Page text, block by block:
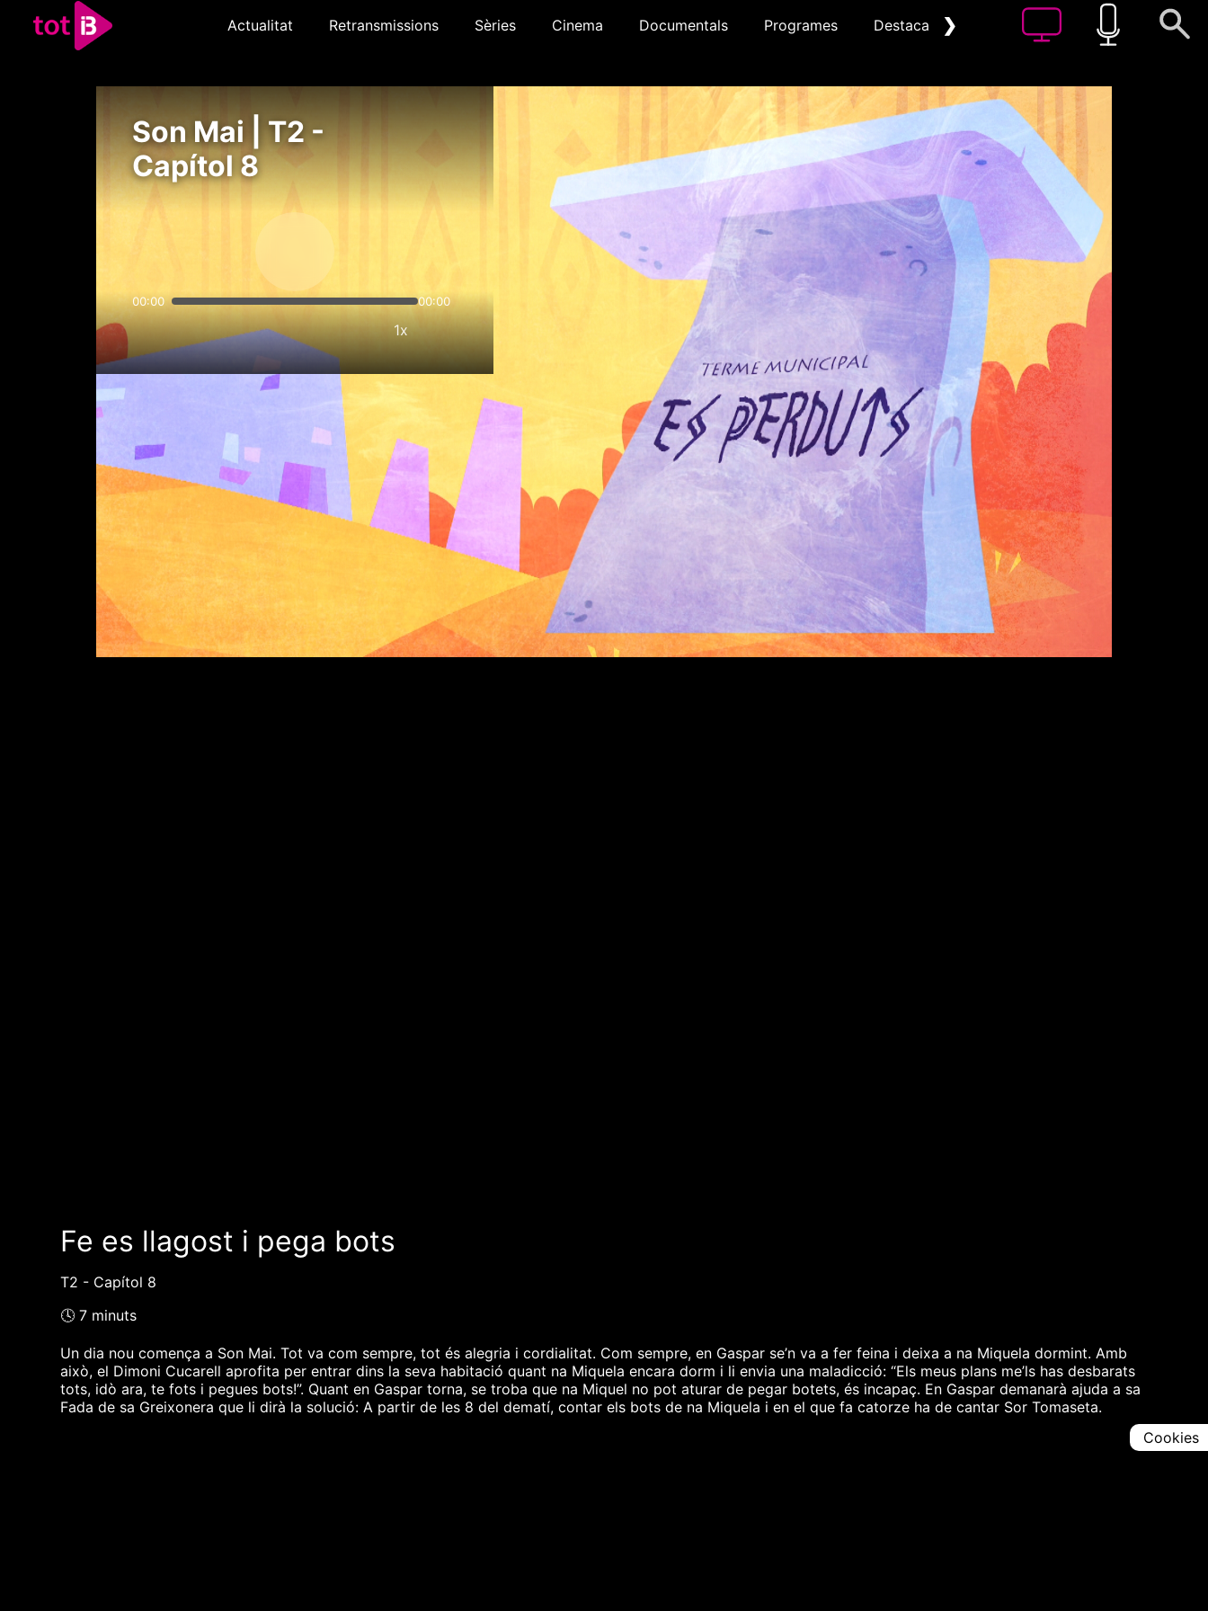
Actualitat Retransmissions Sèries Cinema Documentals Programes Destacat ❯
Son Mai | T2 -
Capítol 8
00:00 00:00
1x
Fe es llagost i pega bots
T2 - Capítol 8
🕓 7 minuts
Un dia nou comença a Son Mai. Tot va com sempre, tot és alegria i cordialitat. Com sempre, en Gaspar se’n va a fer feina i deixa a na Miquela dormint. Amb
això, el Dimoni Cucarell aprofita per entrar dins la seva habitació quant na Miquela encara dorm i li envia una maladicció: “Els meus plans me’ls has desbarats
tots, idò ara, te fots i pegues bots!”. Quant en Gaspar torna, se troba que na Miquel no pot aturar de pegar botets, és incapaç. En Gaspar demanarà ajuda a sa
Fada de sa Greixonera que li dirà la solució: A partir de les 8 del dematí, contar els bots de na Miquela i en el que fa catorze ha de cantar Sor Tomaseta.
Cookies